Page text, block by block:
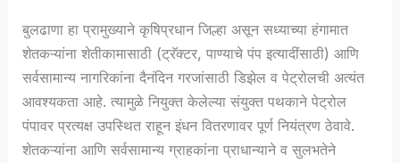
​बुलढाणा हा प्रामुख्याने कृषिप्रधान जिल्हा असून सध्याच्या हंगामात
शेतकऱ्यांना शेतीकामासाठी (ट्रॅक्टर, पाण्याचे पंप इत्यादींसाठी) आणि
सर्वसामान्य नागरिकांना दैनंदिन गरजांसाठी डिझेल व पेट्रोलची अत्यंत
आवश्यकता आहे. त्यामुळे नियुक्त केलेल्या संयुक्त पथकाने पेट्रोल
पंपावर प्रत्यक्ष उपस्थित राहून इंधन वितरणावर पूर्ण नियंत्रण ठेवावे.
शेतकऱ्यांना आणि सर्वसामान्य ग्राहकांना प्राधान्याने व सुलभतेने